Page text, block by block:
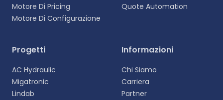
Selezionare la lingua
un'esperienza più personalizzata.
Motore Di Pricing
Motore Di Configurazione
Quote Automation
Progetti
AC Hydraulic
Migatronic
Lindab
Informazioni
Chi Siamo
Carriera
Partner